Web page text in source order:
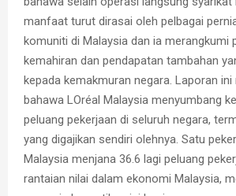
manfaat turut dirasai oleh pelbagai
komuniti di Malaysia dan ia merangkumi
kemahiran dan pendapatan tambahan
kepada kemakmuran negara. Laporan ini
bahawa LOréal Malaysia menyumbang
peluang pekerjaan di seluruh negara,
yang digajikan sendiri olehnya. Satu
Malaysia menjana 36.6 lagi peluang
rantaian nilai dalam ekonomi Malaysia,